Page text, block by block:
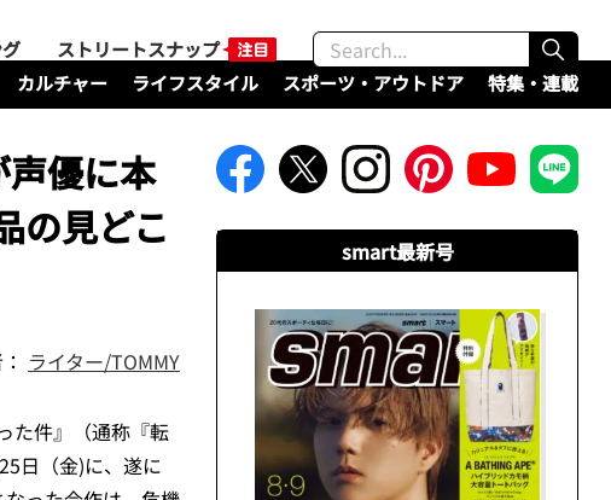
ストリートスナップ
カルチャー ライフスタイル スポーツ・アウトドア 特集・連載
声優に本
の見どこ
ライター/TOMMY
た件』（通称『転
日（金)に、遂に
smart最新号